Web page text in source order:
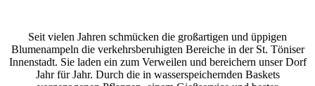
Seit vielen Jahren schmücken die großartigen und üppigen
Blumenampeln die verkehrsberuhigten Bereiche in der St. Töniser
Innenstadt. Sie laden ein zum Verweilen und bereichern unser Dorf
Jahr für Jahr. Durch die in wasserspeichernden Baskets